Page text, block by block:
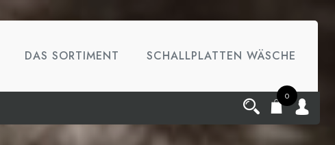
DAS SORTIMENT SCHALLPLATTEN WÄSCHE
0